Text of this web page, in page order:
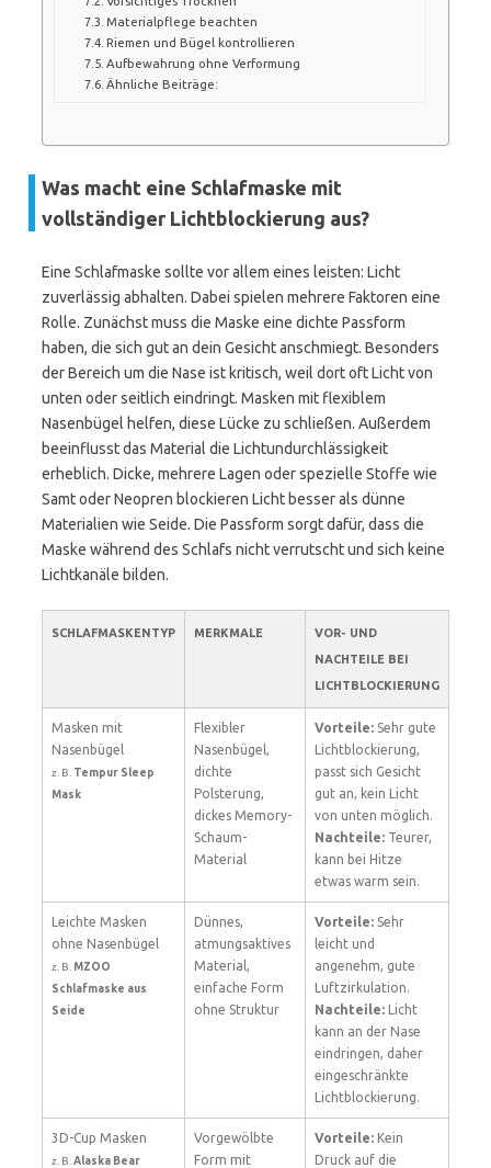
Materialpflege beachten
Riemen und Bügel kontrollieren
Aufbewahrung ohne Verformung
Ähnliche Beiträge:
Was macht eine Schlafmaske mit
vollständiger Lichtblockierung aus?
Eine Schlafmaske sollte vor allem eines leisten: Licht
zuverlässig abhalten. Dabei spielen mehrere Faktoren eine
Rolle. Zunächst muss die Maske eine dichte Passform
haben, die sich gut an dein Gesicht anschmiegt. Besonders
der Bereich um die Nase ist kritisch, weil dort oft Licht von
unten oder seitlich eindringt. Masken mit flexiblem
Nasenbügel helfen, diese Lücke zu schließen. Außerdem
beeinflusst das Material die Lichtundurchlässigkeit
erheblich. Dicke, mehrere Lagen oder spezielle Stoffe wie
Samt oder Neopren blockieren Licht besser als dünne
Materialien wie Seide. Die Passform sorgt dafür, dass die
Maske während des Schlafs nicht verrutscht und sich keine
Lichtkanäle bilden.
SCHLAFMASKENTYP MERKMALE
VOR- UND
NACHTEILE BEI
LICHTBLOCKIERUNG
Masken mit
Nasenbügel
z. B. Tempur Sleep
Mask
Flexibler
Nasenbügel,
dichte
Polsterung,
dickes Memory-
Schaum-
Material
Vorteile: Sehr gute
Lichtblockierung,
passt sich Gesicht
gut an, kein Licht
von unten möglich.
Nachteile: Teurer,
kann bei Hitze
etwas warm sein.
Leichte Masken
ohne Nasenbügel
z. B. MZOO
Schlafmaske aus
Seide
Dünnes,
atmungsaktives
Material,
einfache Form
ohne Struktur
Vorteile: Sehr
leicht und
angenehm, gute
Luftzirkulation.
Nachteile: Licht
kann an der Nase
eindringen, daher
eingeschränkte
Lichtblockierung.
3D-Cup Masken
z. B. Alaska Bear
Vorgewölbte
Form mit
Vorteile: Kein
Druck auf die